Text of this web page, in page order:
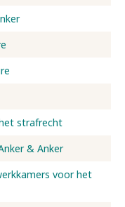
strafrecht
& Anker
voor het